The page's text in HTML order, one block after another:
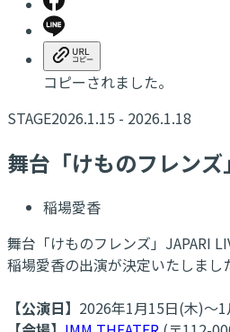
コピーされました。
STAGE2026.1.15 - 2026.1.18
舞台「けものフレン
稲場愛香
舞台「けものフレンズ」JAPARI
稲場愛香の出演が決定いたしまし
【公演日】 2026年1月15日(木)～